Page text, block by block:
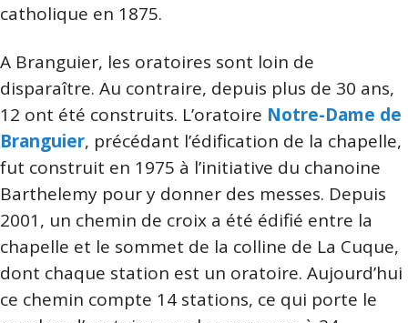
catholique en 1875.
A Branguier, les oratoires sont loin de
disparaître. Au contraire, depuis plus de 30 ans,
12 ont été construits. L’oratoire Notre-Dame de
Branguier, précédant l’édification de la chapelle,
fut construit en 1975 à l’initiative du chanoine
Barthelemy pour y donner des messes. Depuis
2001, un chemin de croix a été édifié entre la
chapelle et le sommet de la colline de La Cuque,
dont chaque station est un oratoire. Aujourd’hui
ce chemin compte 14 stations, ce qui porte le